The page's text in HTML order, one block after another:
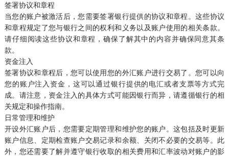
签署协议和章程
当您的账户被激活后，您需要签署银行提供的协议和章程。这些协议
和章程规定了您与银行之间的权利和义务以及账户使用的相关条款。
请仔细阅读这些协议和章程，确保了解其中的内容并确保同意其条
款。
资金注入
签署协议和章程后，您可以使用您的外汇账户进行交易了。您可以向
您的账户注入资金，这可以通过银行提供的电汇或者支票等方式完
成。请注意，资金注入的具体方式可能因银行而异，请遵循银行的相
关规定和操作指南。
日常管理和维护
开设外汇账户后，您需要定期管理和维护您的账户。这包括及时更新
账户信息、定期检查账户交易记录和余额、关闭不必要的交易等。此
外，您还需要了解并遵守银行收取的相关费用和汇率波动对账户的影